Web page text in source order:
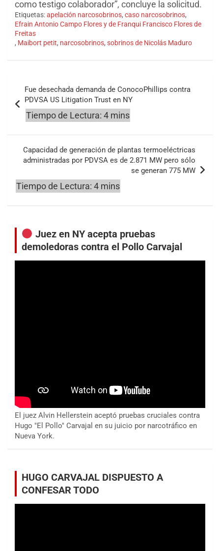
como testigo colaborador”, concluye la solicitud.
Etiquetas:apelación narcosobrinos, caso narcosobrinos,
Efrain Antonio Campo Flores y de Franqui Francisco Flores de
Freitas
, Maibort petit, narcosobrinos, sobrinos de Nicolás Maduro
de
entradas
Fue desechada demanda de ConocoPhillips contra
PDVSA US Litigation Trust en NY
Capacidad de generación de plantas termoeléctricas
administradas por PDVSA es de 2.871 MW pero sólo
se generan 775 MW
Juez en NY acepta pruebas
demoledoras contra el Pollo Carvajal
El juez Alvin Hellerstein aceptó pruebas cruciales contra
Hugo "El Pollo" Carvajal en su juicio por narcotráfico en
Nueva York.
HUGO CARVAJAL DISPUESTO A
CONFESAR TODO